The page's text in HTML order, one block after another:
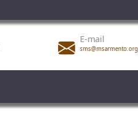
E-mail
sms@msarmento.org